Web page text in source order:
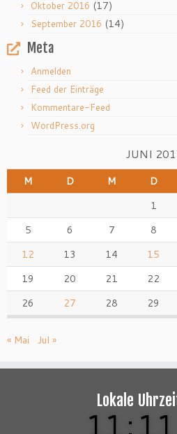
Oktober 2016 (17)
September 2016 (14)
Meta
Anmelden
Feed der Einträge
Kommentare-Feed
WordPress.org
JUNI
M D M D
1
5
6 7 8
12
13 14 15
19
20 21 22
26
27 28 29
« Mai Jul »
Lokale
11 : 11